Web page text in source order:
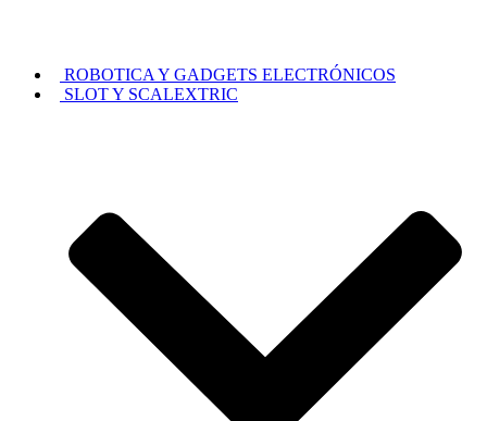
ROBOTICA Y GADGETS ELECTRÓNICOS
SLOT Y SCALEXTRIC